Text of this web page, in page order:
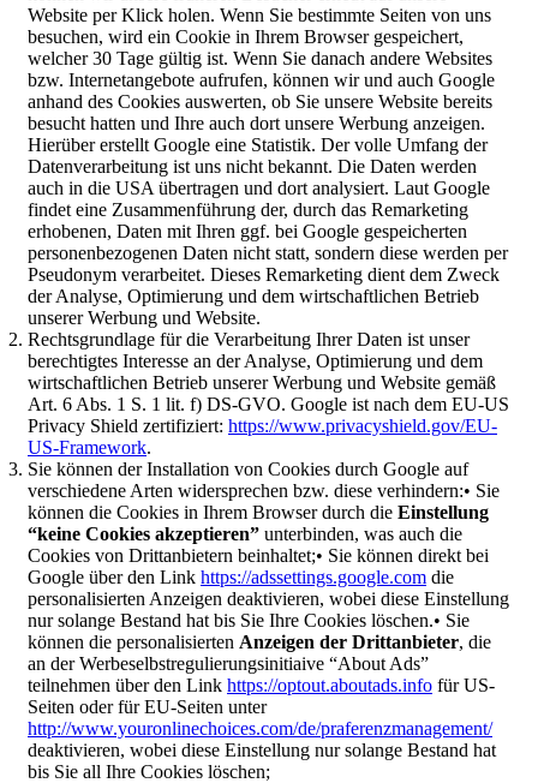
Website per Klick holen. Wenn Sie bestimmte Seiten von uns
besuchen, wird ein Cookie in Ihrem Browser gespeichert,
welcher 30 Tage gültig ist. Wenn Sie danach andere Websites
bzw. Internetangebote aufrufen, können wir und auch Google
anhand des Cookies auswerten, ob Sie unsere Website bereits
besucht hatten und Ihre auch dort unsere Werbung anzeigen.
Hierüber erstellt Google eine Statistik. Der volle Umfang der
Datenverarbeitung ist uns nicht bekannt. Die Daten werden
auch in die USA übertragen und dort analysiert. Laut Google
findet eine Zusammenführung der, durch das Remarketing
erhobenen, Daten mit Ihren ggf. bei Google gespeicherten
personenbezogenen Daten nicht statt, sondern diese werden per
Pseudonym verarbeitet. Dieses Remarketing dient dem Zweck
der Analyse, Optimierung und dem wirtschaftlichen Betrieb
unserer Werbung und Website.
Rechtsgrundlage für die Verarbeitung Ihrer Daten ist unser
berechtigtes Interesse an der Analyse, Optimierung und dem
wirtschaftlichen Betrieb unserer Werbung und Website gemäß
Art. 6 Abs. 1 S. 1 lit. f) DS-GVO. Google ist nach dem EU-US
Privacy Shield zertifiziert: https://www.privacyshield.gov/EU-
US-Framework.
Sie können der Installation von Cookies durch Google auf
verschiedene Arten widersprechen bzw. diese verhindern:• Sie
können die Cookies in Ihrem Browser durch die Einstellung
“keine Cookies akzeptieren” unterbinden, was auch die
Cookies von Drittanbietern beinhaltet;• Sie können direkt bei
Google über den Link https://adssettings.google.com die
personalisierten Anzeigen deaktivieren, wobei diese Einstellung
nur solange Bestand hat bis Sie Ihre Cookies löschen.• Sie
können die personalisierten Anzeigen der Drittanbieter, die
an der Werbeselbstregulierungsinitiaive “About Ads”
teilnehmen über den Link https://optout.aboutads.info für US-
Seiten oder für EU-Seiten unter
http://www.youronlinechoices.com/de/praferenzmanagement/
deaktivieren, wobei diese Einstellung nur solange Bestand hat
bis Sie all Ihre Cookies löschen;